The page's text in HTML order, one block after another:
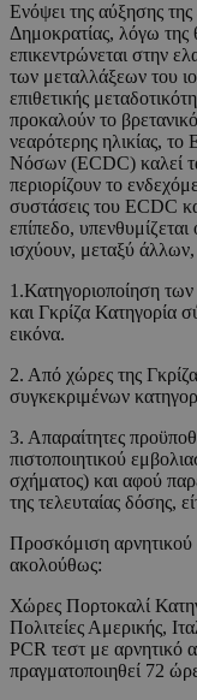
Ενόψει της αύξησης της
Δημοκρατίας, λόγω της
επικεντρώνεται στην
των μεταλλάξεων του
επιθετικής
προκαλούν το
νεαρότερης ηλικίας,
Νόσων (ECDC) καλεί
περιορίζουν το
συστάσεις του ECDC
επίπεδο,
ισχύουν, μεταξύ άλλων,
1.Κατηγοριοποίηση
και Γκρίζα Κατηγορία
εικόνα.
2. Από χώρες της
συγκεκριμένων
3. Απαραίτητες
πιστοποιητικού
σχήματος) και αφού
της τελευταίας δόσης,
Προσκόμιση
ακολούθως:
Χώρες Πορτοκαλί
Πολιτείες Αμερικής,
PCR τεστ με αρνητικό
πραγματοποιηθεί 72